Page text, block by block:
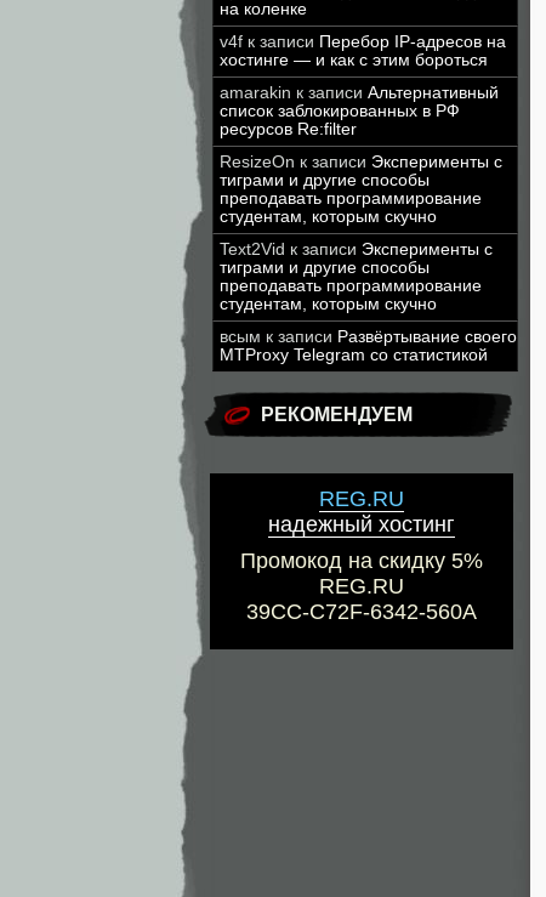
на коленке
v4f к записи Перебор IP-адресов на
хостинге — и как с этим бороться
amarakin к записи Альтернативный
список заблокированных в РФ
ресурсов Re:filter
ResizeOn к записи Эксперименты с
тиграми и другие способы
преподавать программирование
студентам, которым скучно
Text2Vid к записи Эксперименты с
тиграми и другие способы
преподавать программирование
студентам, которым скучно
всым к записи Развёртывание своего
MTProxy Telegram со статистикой
РЕКОМЕНДУЕМ
REG.RU
надежный хостинг
Промокод на скидку 5%
REG.RU
39CC-C72F-6342-560A